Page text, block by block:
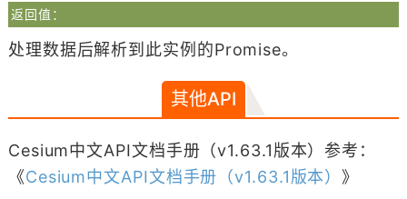
返回值：
处理数据后解析到此实例的Promise。
其他API
Cesium中文API文档手册（v1.63.1版本）参考：
《Cesium中文API文档手册（v1.63.1版本） 》